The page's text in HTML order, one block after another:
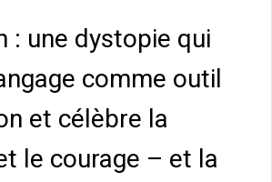
: une dystopie qui
comme outil
et célèbre la
le courage – et la